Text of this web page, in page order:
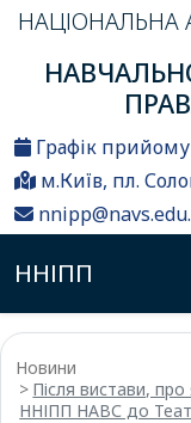
НАЦІОНАЛЬНА
Графік
м.Київ, пл.
ННІПП
Новини
Після вистави,
ННІПП НАВС до